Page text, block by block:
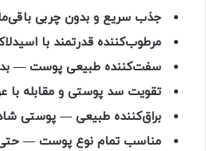
جذب سریع و بدون چربی
مرطوب‌کننده قدرتمند با
سفت‌کننده طبیعی پوست —
تقویت سد پوستی و مقابله با
براق‌کننده طبیعی — پوستی
مناسب تمام نوع پوست —